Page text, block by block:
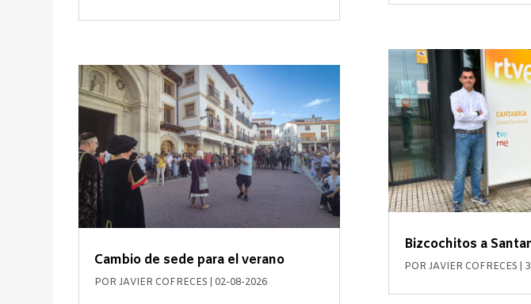
Cambio de sede para el verano
PORJAVIER COFRECES 02-08-2026
Bizcochitos a
POR JAVIER COFRECES